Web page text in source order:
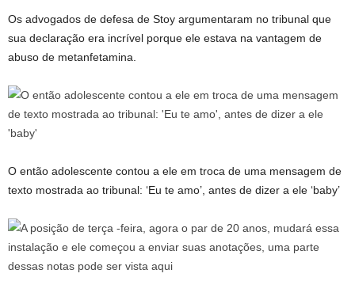
Os advogados de defesa de Stoy argumentaram no tribunal que
sua declaração era incrível porque ele estava na vantagem de
abuso de metanfetamina.
O então adolescente contou a ele em troca de uma mensagem de
texto mostrada ao tribunal: ‘Eu te amo’, antes de dizer a ele ‘baby’